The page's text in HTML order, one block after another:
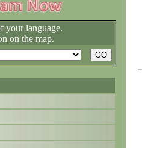
your language.
on the map.